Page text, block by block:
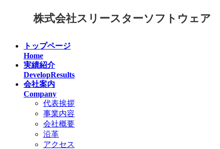
株式会社スリースターソフトウェア
トップページ
Home
実績紹介
DevelopResults
会社案内
Company
代表挨拶
事業内容
会社概要
沿革
アクセス